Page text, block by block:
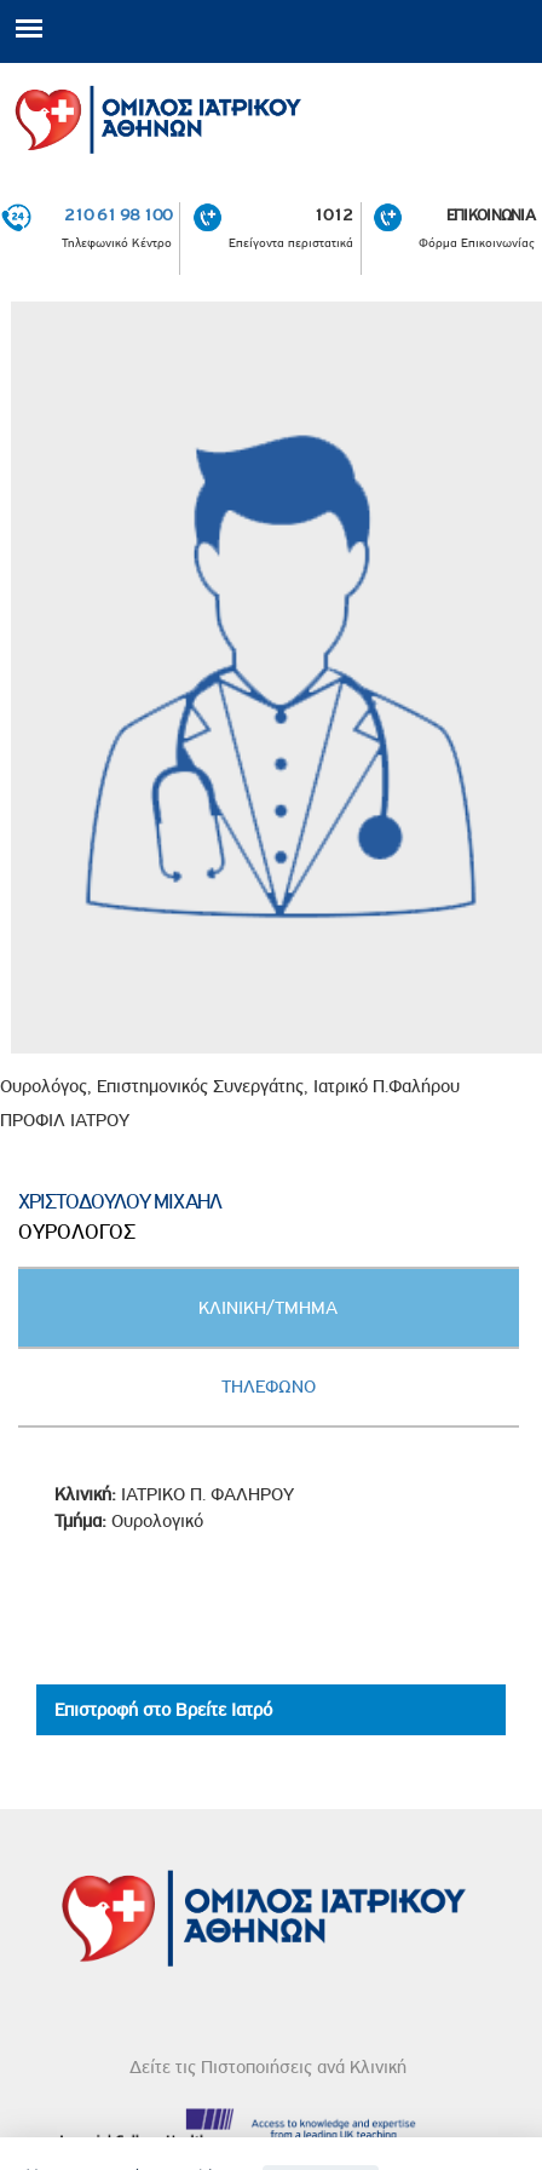
210 61 98 100
Τηλεφωνικό Κέντρο
1012
Επείγοντα περιστατικά
ΕΠΙΚΟΙΝΩΝΙΑ
Φόρμα Επικοινωνίας
Ουρολόγος, Επιστημονικός Συνεργάτης, Ιατρικό Π.Φαλήρου
ΠΡΟΦΙΛ ΙΑΤΡΟΥ
ΧΡΙΣΤΟΔΟΥΛΟΥ ΜΙΧΑΗΛ
ΟΥΡΟΛΟΓΟΣ
ΚΛΙΝΙΚΗ/ΤΜΗΜΑ
ΤΗΛΕΦΩΝΟ
Κλινική: ΙΑΤΡΙΚΟ Π. ΦΑΛΗΡΟΥ
Τμήμα: Ουρολογικό
Επιστροφή στο Βρείτε Ιατρό
Δείτε τις Πιστοποιήσεις ανά Κλινική